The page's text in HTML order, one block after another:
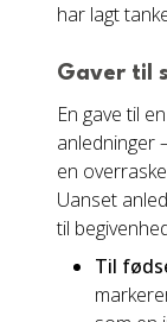
har lagt
Gaver til
En gave til
anledninger
en
Uanset
til
Til